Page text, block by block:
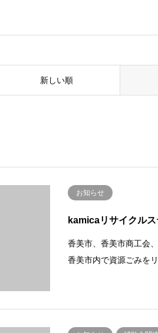
新しい順
お知らせ
kamicaリサイクル
香美市、香美市商工会
香美市内で資源ごみを